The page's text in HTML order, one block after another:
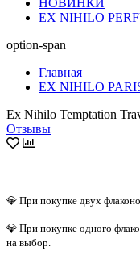
НОВИНКИ
EX NIHILO
option-span
Главная
EX NIHILO
Ex Nihilo Temptation
Отзывы
💎 При покупке двух
💎 При покупке одного
на выбор.